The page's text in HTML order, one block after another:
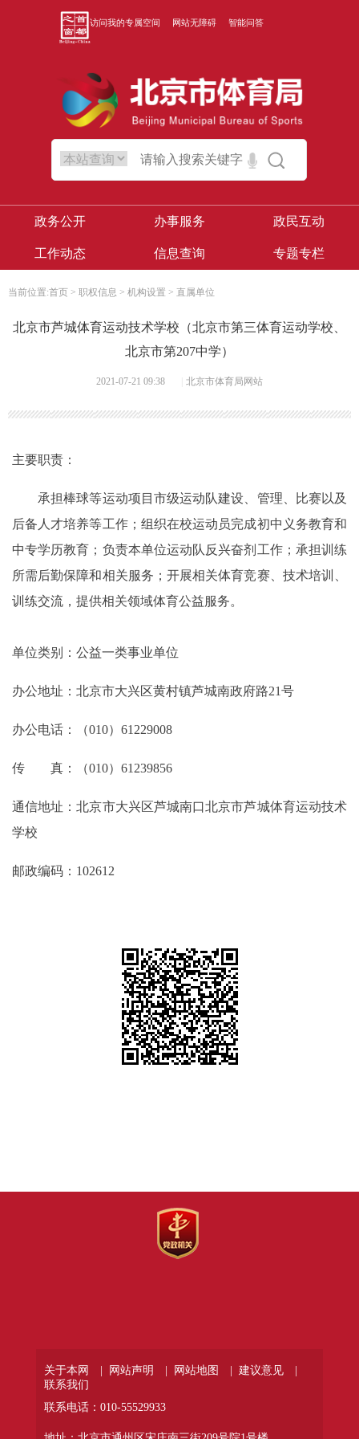
访问我的专属空间 网站无障碍 智能问答
政务公开 办事服务 政民互动
工作动态 信息查询 专题专栏
当前位置:首页 > 职权信息 > 机构设置 > 直属单位
北京市芦城体育运动技术学校（北京市第三体育运动学校、
北京市第207中学）
2021-07-21 09:38 北京市体育局网站
主要职责：
承担棒球等运动项目市级运动队建设、管理、比赛以及
后备人才培养等工作；组织在校运动员完成初中义务教育和
中专学历教育；负责本单位运动队反兴奋剂工作；承担训练
所需后勤保障和相关服务；开展相关体育竞赛、技术培训、
训练交流，提供相关领域体育公益服务。
单位类别：公益一类事业单位
办公地址：北京市大兴区黄村镇芦城南政府路21号
办公电话：（010）61229008
传 真：（010）61239856
通信地址：北京市大兴区芦城南口北京市芦城体育运动技术
学校
邮政编码：102612
关于本网 | 网站声明 | 网站地图 |
建议意见 |
联系我们
联系电话：010-55529933